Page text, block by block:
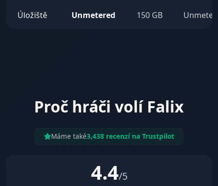
Úložiště Unmetered 150 GB
Proč hráči volí Falix
Máme také3,438 recenzí na Trustpilot
4.4/5